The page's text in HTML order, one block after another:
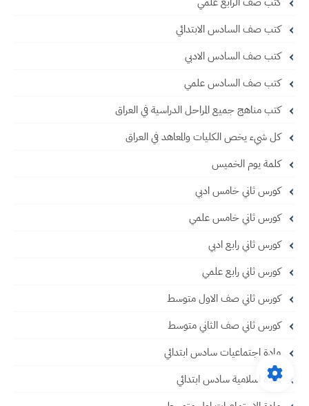
كتب صف السادس الابتدائي
كتب صف السادس الادبي
كتب صف السادس علمي
كتب مناهج جميع المراحل الدراسية في العراق
كل شيء يخص الكليات والمعاهد في العراق
كلمة يوم الخميس
كورس ثاني خامس ادبي
كورس ثاني خامس علمي
كورس ثاني رابع ادبي
كورس ثاني رابع علمي
كورس ثاني صف الاول متوسط
كورس ثاني صف الثاني متوسط
مادة اجتماعيات سادس ابتدائي
مادة اسلامية سادس ابتدائي